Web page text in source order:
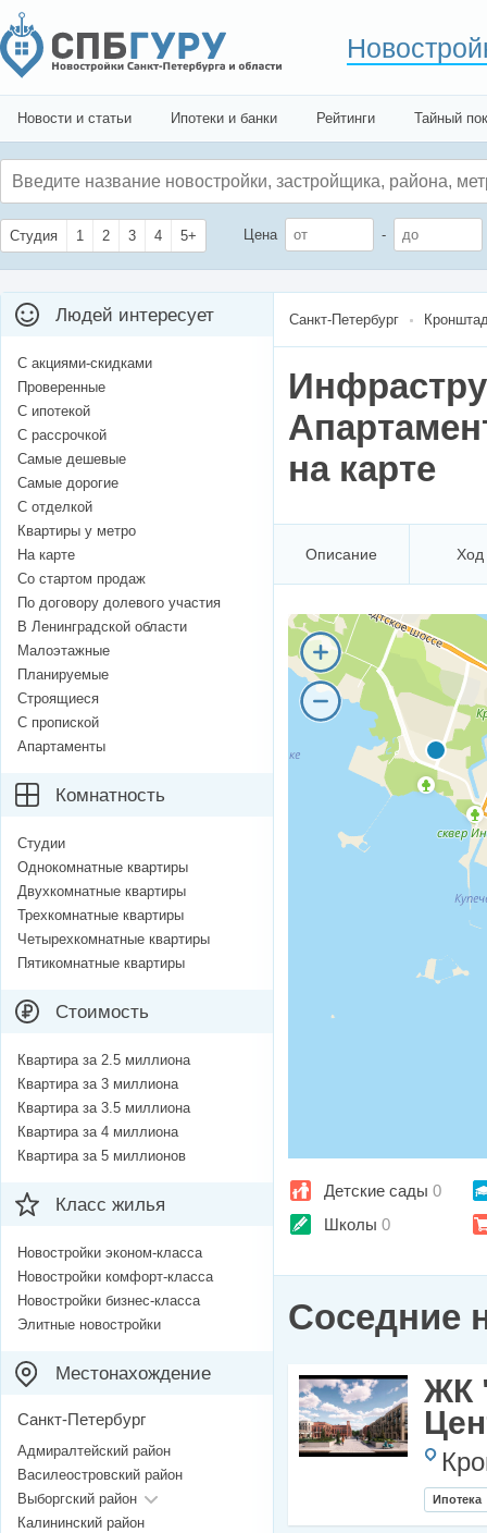
Новости и статьи Ипотеки и банки Рейтинги Тайный
Студия 1 2 3 4 5+ Цена -
Санкт-Петербург
на карте
Описание Ход
Детские сады 0
Школы 0
Соседние
ЖК
Ипотека
Людей интересует
С акциями-скидками
Проверенные
С ипотекой
С рассрочкой
Самые дешевые
Самые дорогие
С отделкой
Квартиры у метро
На карте
Со стартом продаж
По договору долевого участия
В Ленинградской области
Малоэтажные
Планируемые
Строящиеся
С пропиской
Апартаменты
Комнатность
Студии
Однокомнатные квартиры
Двухкомнатные квартиры
Трехкомнатные квартиры
Четырехкомнатные квартиры
Пятикомнатные квартиры
Стоимость
Квартира за 2.5 миллиона
Квартира за 3 миллиона
Квартира за 3.5 миллиона
Квартира за 4 миллиона
Квартира за 5 миллионов
Класс жилья
Новостройки эконом-класса
Новостройки комфорт-класса
Новостройки бизнес-класса
Элитные новостройки
Местонахождение
Санкт-Петербург
Адмиралтейский район
Василеостровский район
Выборгский район
Калининский район